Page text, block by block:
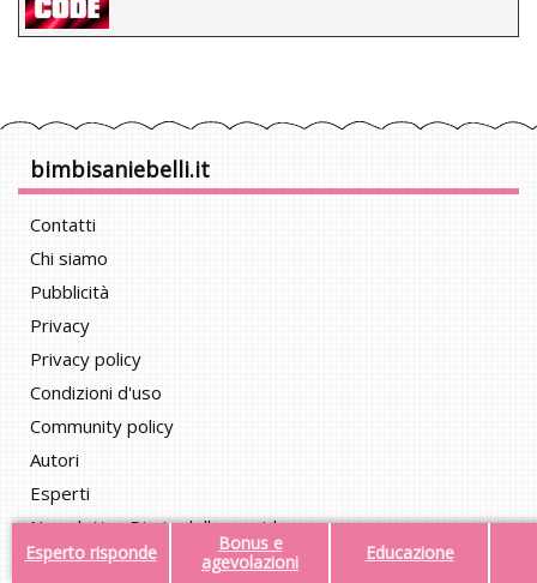
Esperto risponde
Bonus e
agevolazioni
Educazione
bimbisaniebelli.it
Contatti
Chi siamo
Pubblicità
Privacy
Privacy policy
Condizioni d'uso
Community policy
Autori
Esperti
Newsletter Diario della gravidanza
Advertising Policy